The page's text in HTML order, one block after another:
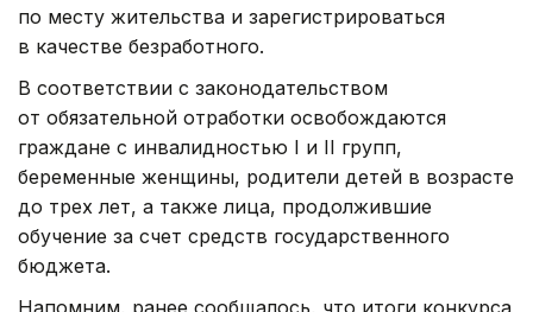
по месту жительства и зарегистрироваться
в качестве безработного.
В соответствии с законодательством
от обязательной отработки освобождаются
граждане с инвалидностью I и II групп,
беременные женщины, родители детей в возрасте
до трех лет, а также лица, продолжившие
обучение за счет средств государственного
бюджета.
Напомним, ранее сообщалось, что итоги конкурса